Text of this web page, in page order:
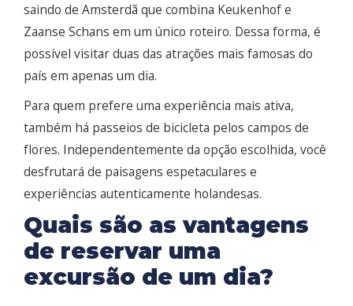
saindo de Amsterdã que combina Keukenhof e
Zaanse Schans em um único roteiro. Dessa forma, é
possível visitar duas das atrações mais famosas do
país em apenas um dia.
Para quem prefere uma experiência mais ativa,
também há passeios de bicicleta pelos campos de
flores. Independentemente da opção escolhida, você
desfrutará de paisagens espetaculares e
experiências autenticamente holandesas.
Quais são as vantagens
de reservar uma
excursão de um dia?